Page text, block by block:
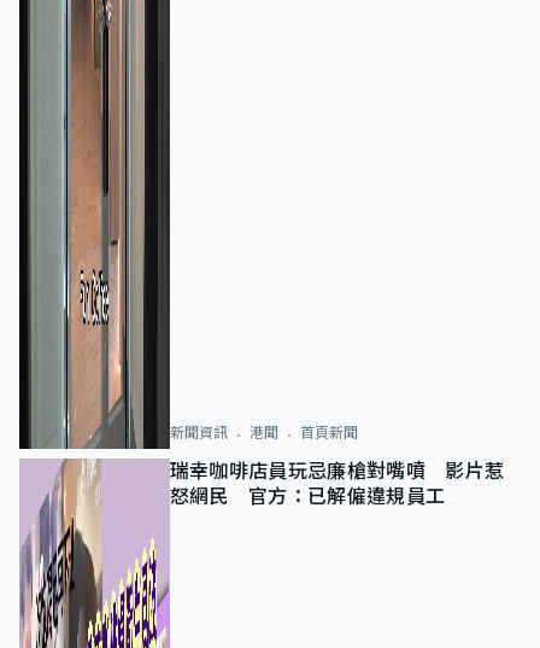
新聞資訊 港聞 首頁新聞
瑞幸咖啡店員玩忌廉槍對嘴噴 影片惹
怒網民 官方：已解僱違規員工